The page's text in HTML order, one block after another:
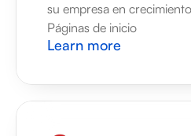
su empresa en
Páginas de inicio
Learn more